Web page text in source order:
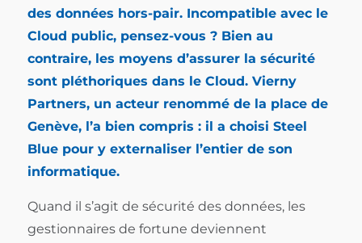
des données hors-pair. Incompatible avec le
Cloud public, pensez-vous ? Bien au
contraire, les moyens d’assurer la sécurité
sont pléthoriques dans le Cloud. Vierny
Partners, un acteur renommé de la place de
Genève, l’a bien compris : il a choisi Steel
Blue pour y externaliser l’entier de son
informatique.
Quand il s’agit de sécurité des données, les
gestionnaires de fortune deviennent